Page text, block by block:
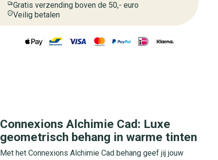
Gratis verzending boven de 50,- euro
Veilig betalen
Connexions Alchimie Cad: Luxe
geometrisch behang in warme tinten
Met het Connexions Alchimie Cad behang geef jij jouw